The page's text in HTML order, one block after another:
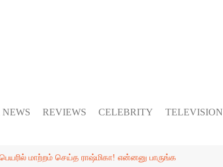
REVIEWS CELEBRITY TELEVISION
மாற்றம் செய்த ராஷ்மிகா! என்னனு பாருங்க